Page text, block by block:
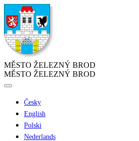
MĚSTO ŽELEZNÝ BROD
MĚSTO ŽELEZNÝ BROD
Česky
English
Polski
Nederlands